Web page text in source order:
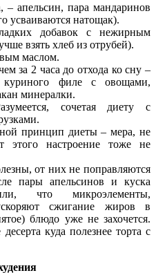
– апельсин, пара мандаринов
усваиваются натощак).
добавок с нежирным
взять хлеб из отрубей).
маслом.
за 2 часа до отхода ко сну –
филе с овощами,
минералки.
сочетая диету с
принцип диеты – мера, не
этого настроение тоже не
от них не поправляются
пары апельсинов и куска
что микроэлементы,
сжигание жиров в
блюдо уже не захочется.
куда полезнее торта с